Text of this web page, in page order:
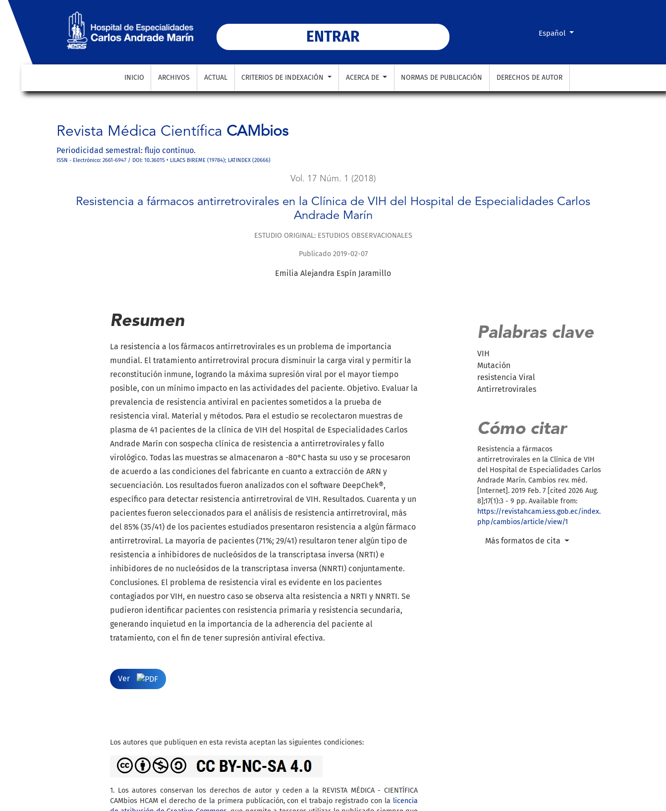
Cambiar el idioma. El actual es:
Español
ENTRAR
INICIO ARCHIVOS ACTUAL CRITERIOS DE INDEXACIÓN ACERCA DE NORMAS DE PUBLICACIÓN DERECHOS DE AUTOR
Revista Médica Científica CAMbios
Periodicidad semestral: flujo continuo.
ISSN - Electrónico: 2661-6947 / DOI: 10.36015 • LILACS BIREME (19784); LATINDEX (20666)
Vol. 17 Núm. 1 (2018)
Resistencia a fármacos antirretrovirales en la Clínica de VIH del Hospital de Especialidades Carlos
Andrade Marín
ESTUDIO ORIGINAL: ESTUDIOS OBSERVACIONALES
Publicado 2019-02-07
Emilia Alejandra Espín Jaramillo
Palabras clave
VIH
Mutación
resistencia Viral
Antirretrovirales
Cómo citar
Resistencia a fármacos
antirretrovirales en la Clínica de VIH
del Hospital de Especialidades Carlos
Andrade Marín. Cambios rev. méd.
[Internet]. 2019 Feb. 7 [cited 2026 Aug.
8];17(1):3 - 9 pp. Available from:
https://revistahcam.iess.gob.ec/index.
php/cambios/article/view/1
Más formatos de cita
Resumen
La resistencia a los fármacos antirretrovirales es un problema de importancia
mundial. El tratamiento antirretroviral procura disminuir la carga viral y permitir la
reconstitución inmune, logrando la máxima supresión viral por el mayor tiempo
posible, con un mínimo impacto en las actividades del paciente. Objetivo. Evaluar la
prevalencia de resistencia antiviral en pacientes sometidos a la prueba de
resistencia viral. Material y métodos. Para el estudio se recolectaron muestras de
plasma de 41 pacientes de la clínica de VIH del Hospital de Especialidades Carlos
Andrade Marín con sospecha clínica de resistencia a antirretrovirales y fallo
virológico. Todas las muestras se almacenaron a -80°C hasta su uso y se procesaron
de acuerdo a las condiciones del fabricante en cuanto a extracción de ARN y
secuenciación. Los resultados fueron analizados con el software DeepChek®,
específico para detectar resistencia antirretroviral de VIH. Resultados. Cuarenta y un
pacientes fueron seleccionados para el análisis de resistencia antirretroviral, más
del 85% (35/41) de los pacientes estudiados presentaron resistencia a algún fármaco
antirretroviral. La mayoría de pacientes (71%; 29/41) resultaron tener algún tipo de
resistencia a inhibidores de nucleósidos de la transcriptasa inversa (NRTI) e
inhibidores de no nucleósidos de la transcriptasa inversa (NNRTI) conjuntamente.
Conclusiones. El problema de resistencia viral es evidente en los pacientes
contagiados por VIH, en nuestro caso se observa alta resistencia a NRTI y NNRTI. Se
pudieron identificar pacientes con resistencia primaria y resistencia secundaria,
generando inquietud en la importancia de la adherencia del paciente al
tratamiento, con el fin de tener supresión antiviral efectiva.
Ver
Los autores que publiquen en esta revista aceptan las siguientes condiciones:
1. Los autores conservan los derechos de autor y ceden a la REVISTA MÉDICA - CIENTÍFICA
CAMbios HCAM el derecho de la primera publicación, con el trabajo registrado con la licencia